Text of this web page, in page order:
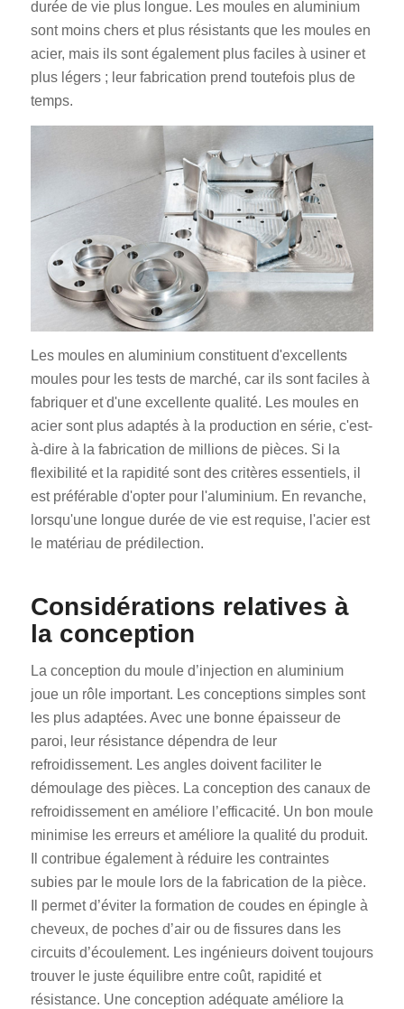
durée de vie plus longue. Les moules en aluminium
sont moins chers et plus résistants que les moules en
acier, mais ils sont également plus faciles à usiner et
plus légers ; leur fabrication prend toutefois plus de
temps.
Les moules en aluminium constituent d'excellents
moules pour les tests de marché, car ils sont faciles à
fabriquer et d'une excellente qualité. Les moules en
acier sont plus adaptés à la production en série, c'est-
à-dire à la fabrication de millions de pièces. Si la
flexibilité et la rapidité sont des critères essentiels, il
est préférable d'opter pour l'aluminium. En revanche,
lorsqu'une longue durée de vie est requise, l'acier est
le matériau de prédilection.
Considérations relatives à
la conception
La conception du moule d’injection en aluminium
joue un rôle important. Les conceptions simples sont
les plus adaptées. Avec une bonne épaisseur de
paroi, leur résistance dépendra de leur
refroidissement. Les angles doivent faciliter le
démoulage des pièces. La conception des canaux de
refroidissement en améliore l’efficacité. Un bon moule
minimise les erreurs et améliore la qualité du produit.
Il contribue également à réduire les contraintes
subies par le moule lors de la fabrication de la pièce.
Il permet d’éviter la formation de coudes en épingle à
cheveux, de poches d’air ou de fissures dans les
circuits d’écoulement. Les ingénieurs doivent toujours
trouver le juste équilibre entre coût, rapidité et
résistance. Une conception adéquate améliore la